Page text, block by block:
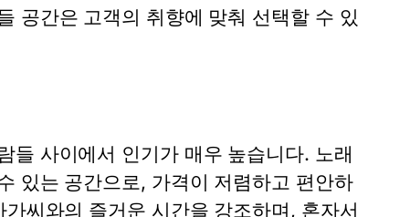
공간은 고객의 취향에 맞춰 선택할 수 있
들 사이에서 인기가 매우 높습니다. 노래
있는 공간으로, 가격이 저렴하고 편안하
씨와의 즐거운 시간을 강조하며, 혼자서